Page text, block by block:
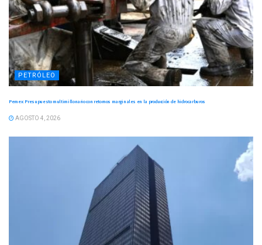
PETRÓLEO
Pemex: Presupuesto multimillonario con retornos marginales en la producción de hidrocarburos
AGOSTO 4, 2026